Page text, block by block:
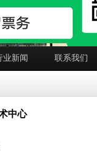
业新闻 联系我们
中心